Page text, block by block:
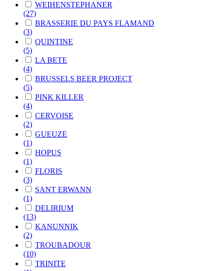
WEIHENSTEPHANER
(27)
BRASSERIE DU PAYS FLAMAND
(3)
QUINTINE
(5)
LA BETE
(4)
BRUSSELS BEER PROJECT
(5)
PINK KILLER
(4)
CERVOISE
(2)
GUEUZE
(1)
HOPUS
(1)
FLORIS
(3)
SANT ERWANN
(1)
DELIRIUM
(13)
KANUNNIK
(2)
TROUBADOUR
(10)
TRINITE